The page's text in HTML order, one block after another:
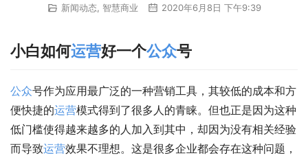
新闻动态, 智慧商业 2020年6月8日 下午9:39
小白如何运营好一个公众号
公众号作为应用最广泛的一种营销工具，其较低的成本和方
便快捷的运营模式得到了很多人的青睐。但也正是因为这种
低门槛使得越来越多的人加入到其中，却因为没有相关经验
而导致运营效果不理想。这是很多企业都会存在这种问题，